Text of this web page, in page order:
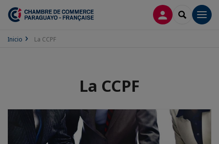
CONECTARSE
SEARCH
Inicio La CCPF
La CCPF